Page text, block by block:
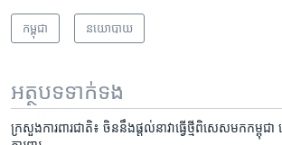
កម្ពុជា នយោបាយ
អត្ថបទ​ទាក់ទង
ក្រសួង​ការពារ​ជាតិ៖ ចិន​នឹង​ផ្តល់​នាវា​ធ្វើថ្មី​ពិសេស​មក​កម្ពុជា